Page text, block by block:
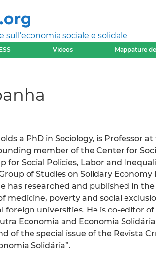
sociale e solidale
Videos Mappature
a PhD in Sociology, is Professor
member of the Center for
for Social Policies, Labor and
of Studies on Solidary
has researched and published in
medicine, poverty and social
foreign universities. He is co-editor
Economia and Economia
of the special issue of the Revista
Solidária”.